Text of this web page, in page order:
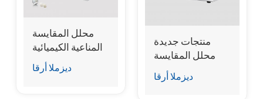
محلل المقايسة
المناعية الكيميائية
الدقيقة الجافة
ديزملا أرقا
منتجات جديدة
محلل المقايسة
المناعية الكيميائية
الجافة
ديزملا أرقا